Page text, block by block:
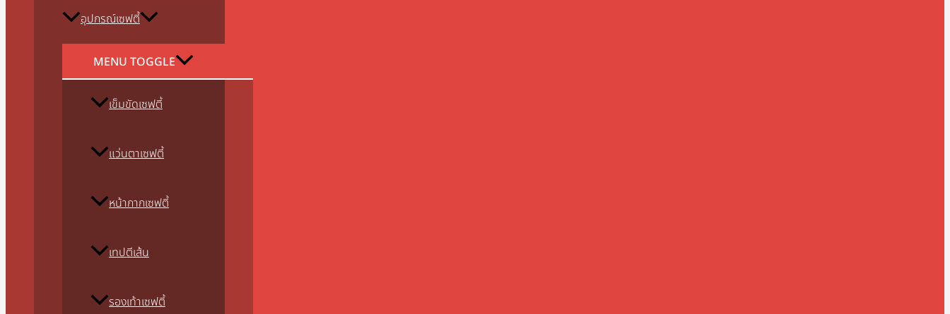
อุปกรณ์เซฟตี้
MENU TOGGLE
เข็มขัดเซฟตี้
แว่นตาเซฟตี้
หน้ากากเซฟตี้
เทปตีเส้น
รองเท้าเซฟตี้